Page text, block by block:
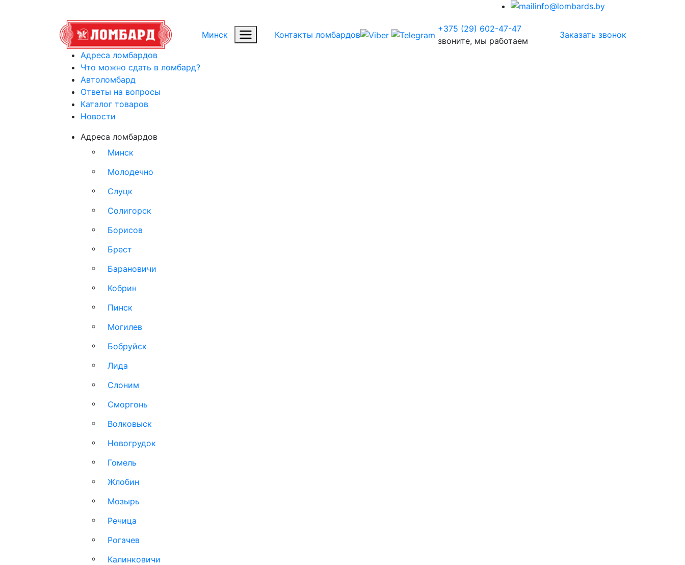
info@lombards.by
Минск Контакты ломбардов
+375 (29) 602-47-47
звоните, мы работаем
Заказать звонок
Адреса ломбардов
Что можно сдать в ломбард?
Автоломбард
Ответы на вопросы
Каталог товаров
Новости
Адреса ломбардов
Минск
Молодечно
Слуцк
Солигорск
Борисов
Брест
Барановичи
Кобрин
Пинск
Могилев
Бобруйск
Лида
Слоним
Сморгонь
Волковыск
Новогрудок
Гомель
Жлобин
Мозырь
Речица
Рогачев
Калинковичи